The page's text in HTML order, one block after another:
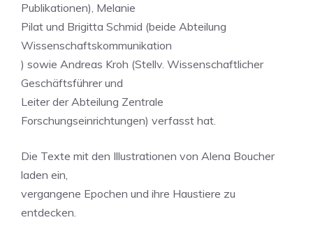
Publikationen), Melanie
Pilat und Brigitta Schmid (beide Abteilung
Wissenschaftskommunikation
) sowie Andreas Kroh (Stellv. Wissenschaftlicher
Geschäftsführer und
Leiter der Abteilung Zentrale
Forschungseinrichtungen) verfasst hat.
Die Texte mit den Illustrationen von Alena Boucher
laden ein,
vergangene Epochen und ihre Haustiere zu
entdecken.